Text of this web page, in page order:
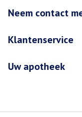
Neem contact
Klantenservice
Uw apotheek